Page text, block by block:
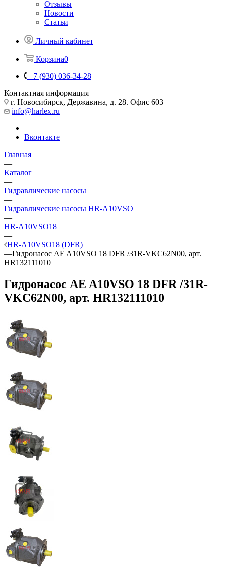
Отзывы
Новости
Статьи
Личный кабинет
Корзина0
+7 (930) 036-34-28
Контактная информация
г. Новосибирск, Державина, д. 28. Офис 603
info@harlex.ru
Вконтакте
Главная
—
Каталог
—
Гидравлические насосы
—
Гидравлические насосы HR-A10VSO
—
HR-A10VSO18
—
HR-A10VSO18 (DFR)
—Гидронасос AE A10VSO 18 DFR /31R-VKC62N00, арт.
HR132111010
Гидронасос AE A10VSO 18 DFR /31R-
VKC62N00, арт. HR132111010